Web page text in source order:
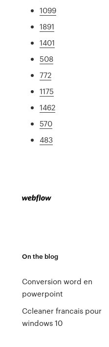
1099
1891
1401
508
772
1175
1462
570
483
On the blog
Conversion word en
powerpoint
Ccleaner francais pour
windows 10